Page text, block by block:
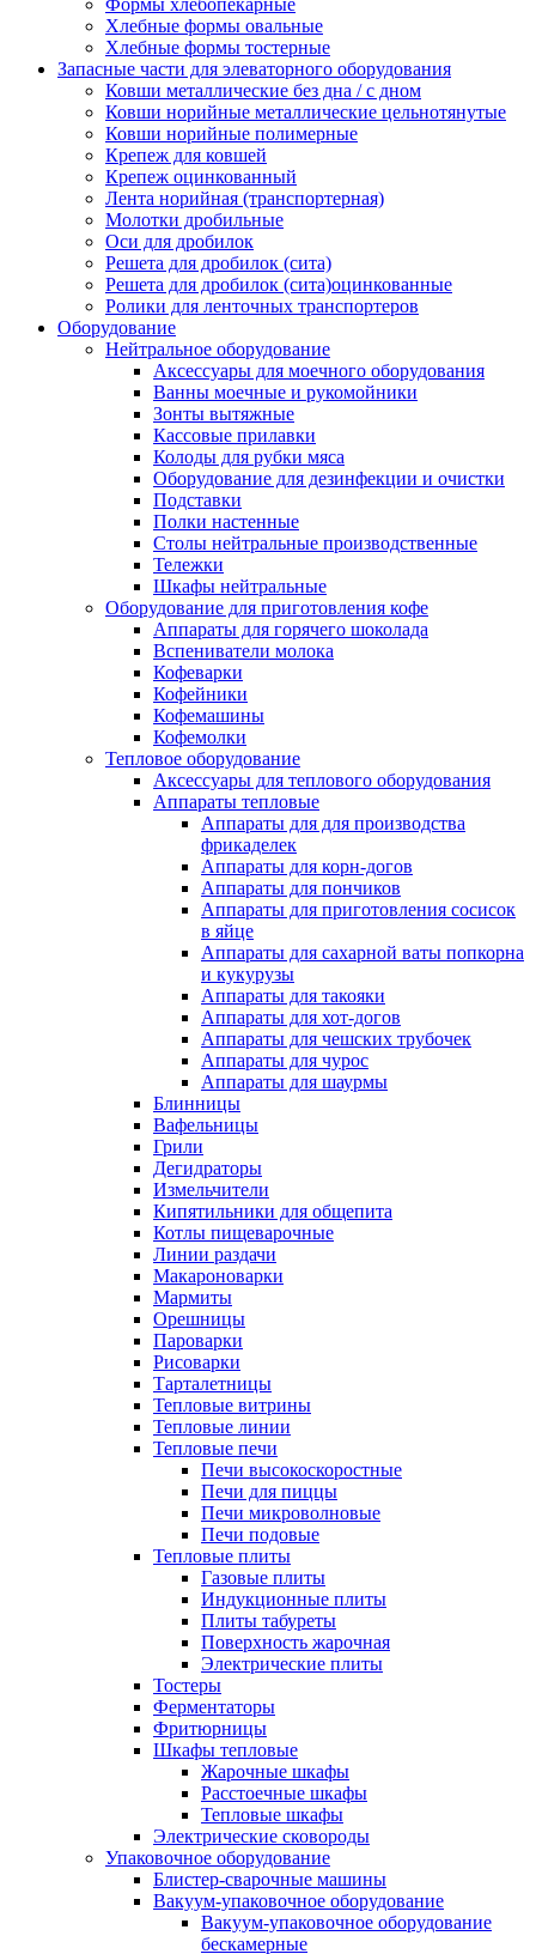
Хлебные формы овальные
Хлебные формы тостерные
Запасные части для элеваторного оборудования
Ковши металлические без дна / с дном
Ковши норийные металлические цельнотянутые
Ковши норийные полимерные
Крепеж для ковшей
Крепеж оцинкованный
Лента норийная (транспортерная)
Молотки дробильные
Оси для дробилок
Решета для дробилок (сита)
Решета для дробилок (сита)оцинкованные
Ролики для ленточных транспортеров
Оборудование
Нейтральное оборудование
Аксессуары для моечного оборудования
Ванны моечные и рукомойники
Зонты вытяжные
Кассовые прилавки
Колоды для рубки мяса
Оборудование для дезинфекции и очистки
Подставки
Полки настенные
Столы нейтральные производственные
Тележки
Шкафы нейтральные
Оборудование для приготовления кофе
Аппараты для горячего шоколада
Вспениватели молока
Кофеварки
Кофейники
Кофемашины
Кофемолки
Тепловое оборудование
Аксессуары для теплового оборудования
Аппараты тепловые
Аппараты для для производства
фрикаделек
Аппараты для корн-догов
Аппараты для пончиков
Аппараты для приготовления сосисок
в яйце
Аппараты для сахарной ваты попкорна
и кукурузы
Аппараты для такояки
Аппараты для хот-догов
Аппараты для чешских трубочек
Аппараты для чурос
Аппараты для шаурмы
Блинницы
Вафельницы
Грили
Дегидраторы
Измельчители
Кипятильники для общепита
Котлы пищеварочные
Линии раздачи
Макароноварки
Мармиты
Орешницы
Пароварки
Рисоварки
Тарталетницы
Тепловые витрины
Тепловые линии
Тепловые печи
Печи высокоскоростные
Печи для пиццы
Печи микроволновые
Печи подовые
Тепловые плиты
Газовые плиты
Индукционные плиты
Плиты табуреты
Поверхность жарочная
Электрические плиты
Тостеры
Ферментаторы
Фритюрницы
Шкафы тепловые
Жарочные шкафы
Расстоечные шкафы
Тепловые шкафы
Электрические сковороды
Упаковочное оборудование
Блистер-сварочные машины
Вакуум-упаковочное оборудование
Вакуум-упаковочное оборудование
беcкамерные